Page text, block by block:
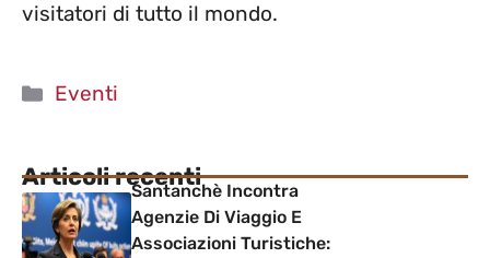
visitatori di tutto il mondo.
Categorie
Eventi
Articoli recentiSantanchè Incontra
Agenzie Di Viaggio E
Associazioni Turistiche: